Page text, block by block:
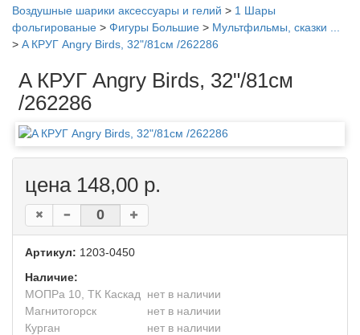
Воздушные шарики аксессуары и гелий > 1 Шары
фольгированые > Фигуры Большие > Мультфильмы, сказки ...
> A КРУГ Angry Birds, 32"/81см /262286
A КРУГ Angry Birds, 32"/81см
/262286
цена 148,00 р.
Артикул: 1203-0450
Наличие:
МОПРа 10, ТК Каскад
нет в наличии
Магнитогорск
нет в наличии
Курган
нет в наличии